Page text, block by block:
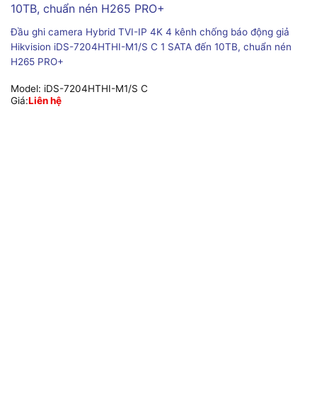
Đầu ghi camera Hybrid TVI-IP 4K 4 kênh chống báo động giả
Hikvision iDS-7204HTHI-M1/S C 1 SATA đến 10TB, chuẩn nén
H265 PRO+
Model: iDS-7204HTHI-M1/S C
Giá:Liên hệ